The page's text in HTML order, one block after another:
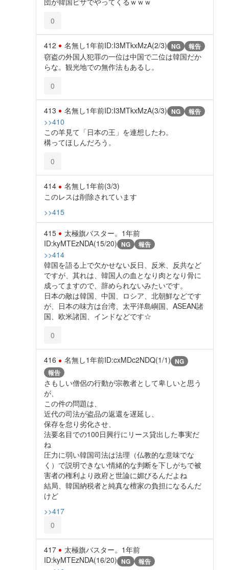
0
412 名無し1年前ID:I3MTkxMzA(2/3) NG 報告
窃盗の外国人犯罪の一位は中国で二位は韓国だか
らな。観光地での無作法もあるし。
0
413 名無し1年前ID:I3MTkxMzA(3/3) NG 報告
>>410
この羊見て「日本の王」を連想したわ。
構ってほしんだろう。
0
414 名無し1年前(3/3)
このレスは削除されています
>>415
415 太極旗バスター。 1年前
ID:kyMTEzNDA(15/20) NG 報告
>>414
韓国を語る上で欠かせない反日、反米、反共など
ですが、其れは、韓国人の血となり肉となり骨に
成ってますので、辞められないみたいです。
日本の敵は韓国、中国、ロシア、北朝鮮などです
が、日本の味方は台湾、太平洋島嶼国、ASEAN諸
国、欧米諸国、インドなどです☆
0
416 名無し1年前ID:cxMDc2NDQ(1/1) NG
報告
さもしい僧侶の行動が宗教者として卑しいと思う
が、
この件の問題は、
近代の司法が盗品の返還を遅延し、
保存を怠り劣化させ、
法要名目での100日興行にリース貸出した事実だ
ね
圧力に弱い韓国司法は法理（仏教的な意味でな
く）で説明できない情緒的な判断を下しがちで被
害者の権利より政府と世論に媚びるんだよね
結局、韓国納税者と純真な檀家の負担になるんだ
けど
>>417
0
417 太極旗バスター。 1年前
ID:kyMTEzNDA(16/20) NG 報告